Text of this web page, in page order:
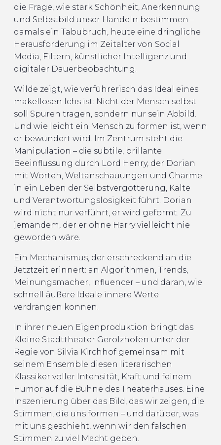
die Frage, wie stark Schönheit, Anerkennung
und Selbstbild unser Handeln bestimmen –
damals ein Tabubruch, heute eine dringliche
Herausforderung im Zeitalter von Social
Media, Filtern, künstlicher Intelligenz und
digitaler Dauerbeobachtung.
Wilde zeigt, wie verführerisch das Ideal eines
makellosen Ichs ist: Nicht der Mensch selbst
soll Spuren tragen, sondern nur sein Abbild.
Und wie leicht ein Mensch zu formen ist, wenn
er bewundert wird. Im Zentrum steht die
Manipulation – die subtile, brillante
Beeinflussung durch Lord Henry, der Dorian
mit Worten, Weltanschauungen und Charme
in ein Leben der Selbstvergötterung, Kälte
und Verantwortungslosigkeit führt. Dorian
wird nicht nur verführt, er wird geformt. Zu
jemandem, der er ohne Harry vielleicht nie
geworden wäre.
Ein Mechanismus, der erschreckend an die
Jetztzeit erinnert: an Algorithmen, Trends,
Meinungsmacher, Influencer – und daran, wie
schnell äußere Ideale innere Werte
verdrängen können.
In ihrer neuen Eigenproduktion bringt das
Kleine Stadttheater Gerolzhofen unter der
Regie von Silvia Kirchhof gemeinsam mit
seinem Ensemble diesen literarischen
Klassiker voller Intensität, Kraft und feinem
Humor auf die Bühne des Theaterhauses. Eine
Inszenierung über das Bild, das wir zeigen, die
Stimmen, die uns formen – und darüber, was
mit uns geschieht, wenn wir den falschen
Stimmen zu viel Macht geben.